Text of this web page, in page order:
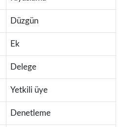
Düzgün
Ek
Delege
Yetkili üye
Denetleme